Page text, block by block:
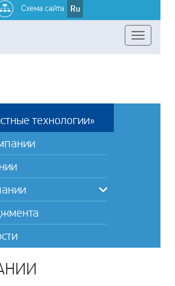
Схема сайта Ru
технологии»